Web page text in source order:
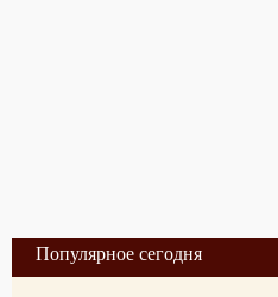
Популярное сегодня